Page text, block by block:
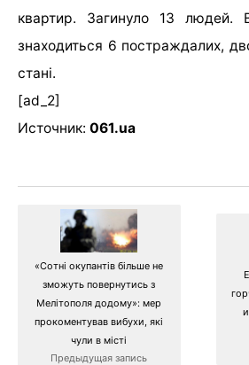
квартир. Загинуло 13 людей. В
знаходиться 6 постраждалих,
стані.
[ad_2]
Источник: 061.ua
«Сотні окупантів більше не
зможуть повернутись з
Мелітополя додому»: мер
прокоментував вибухи, які
чули в місті
Предыдущая запись